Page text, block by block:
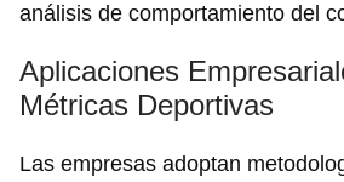
análisis de comportamiento del
Aplicaciones
Métricas Deportivas
Las empresas adoptan